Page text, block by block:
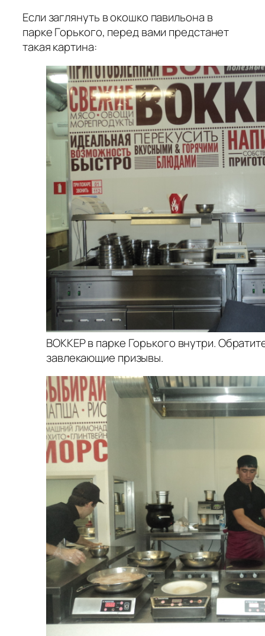
Если заглянуть в окошко павильона в
парке Горького, перед вами предстанет
такая картина:
ВОККЕР в парке Горького внутри.
завлекающие призывы.